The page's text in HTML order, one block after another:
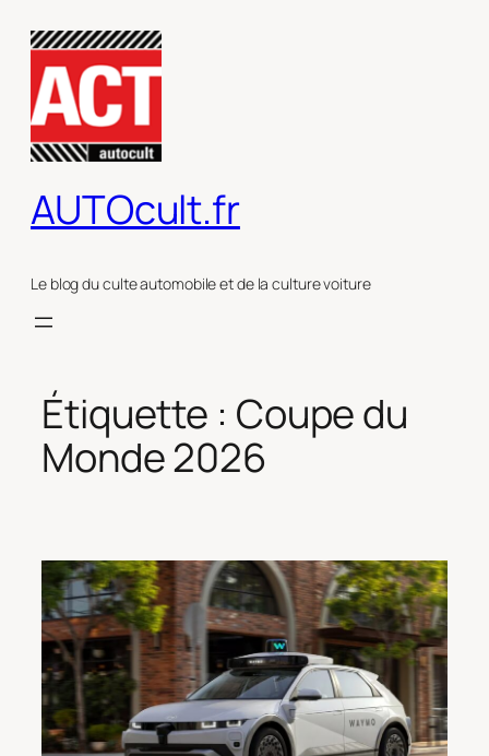
contenu
AUTOcult.fr
Le blog du culte automobile et de la culture voiture
Étiquette : Coupe du
Monde 2026